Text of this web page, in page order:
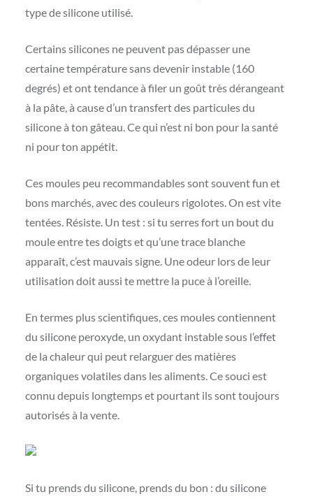
type de silicone utilisé.
Certains silicones ne peuvent pas dépasser une
certaine température sans devenir instable (160
degrés) et ont tendance à filer un goût très dérangeant
à la pâte, à cause d’un transfert des particules du
silicone à ton gâteau. Ce qui n’est ni bon pour la santé
ni pour ton appétit.
Ces moules peu recommandables sont souvent fun et
bons marchés, avec des couleurs rigolotes. On est vite
tentées. Résiste. Un test : si tu serres fort un bout du
moule entre tes doigts et qu’une trace blanche
apparaît, c’est mauvais signe. Une odeur lors de leur
utilisation doit aussi te mettre la puce à l’oreille.
En termes plus scientifiques, ces moules contiennent
du silicone peroxyde, un oxydant instable sous l’effet
de la chaleur qui peut relarguer des matières
organiques volatiles dans les aliments. Ce souci est
connu depuis longtemps et pourtant ils sont toujours
autorisés à la vente.
Si tu prends du silicone, prends du bon : du silicone